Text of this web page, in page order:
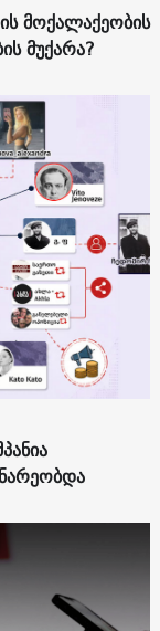
მოქალაქეობის
მუქარა?